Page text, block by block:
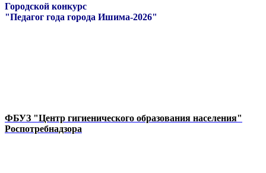
Городской конкурс
"Педагог года города Ишима-2026"
ФБУЗ "Центр гигиенического образования населения"
Роспотребнадзора